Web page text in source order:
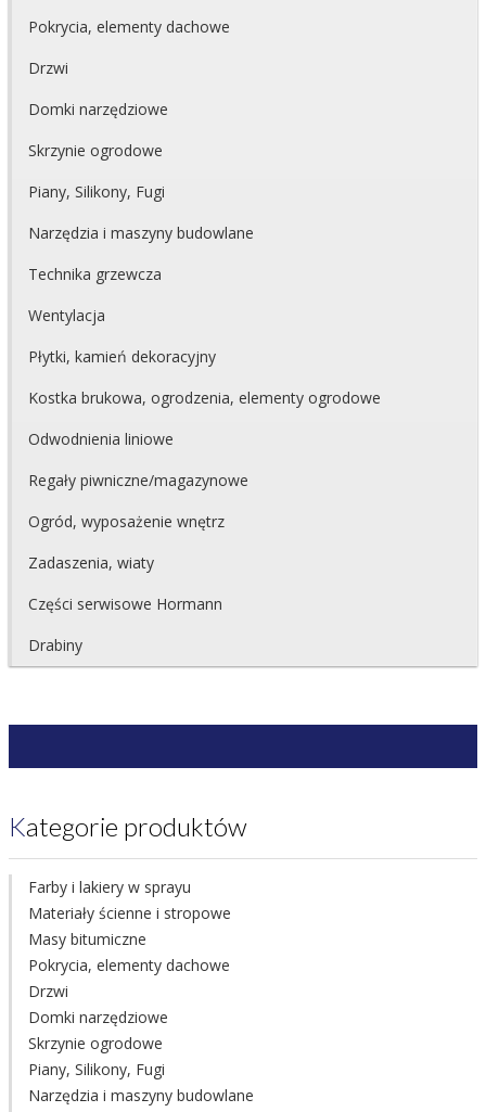
Pokrycia, elementy dachowe
Drzwi
Domki narzędziowe
Skrzynie ogrodowe
Piany, Silikony, Fugi
Narzędzia i maszyny budowlane
Technika grzewcza
Wentylacja
Płytki, kamień dekoracyjny
Kostka brukowa, ogrodzenia, elementy ogrodowe
Odwodnienia liniowe
Regały piwniczne/magazynowe
Ogród, wyposażenie wnętrz
Zadaszenia, wiaty
Części serwisowe Hormann
Drabiny
Kategorie produktów
Farby i lakiery w sprayu
Materiały ścienne i stropowe
Masy bitumiczne
Pokrycia, elementy dachowe
Drzwi
Domki narzędziowe
Skrzynie ogrodowe
Piany, Silikony, Fugi
Narzędzia i maszyny budowlane